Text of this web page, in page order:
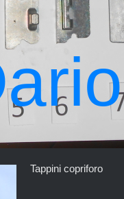
Tappini copriforo